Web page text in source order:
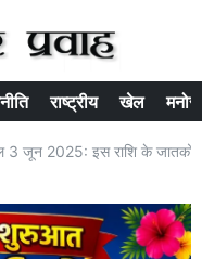
राष्ट्रीय खेल
3 जून 2025: इस राशि के